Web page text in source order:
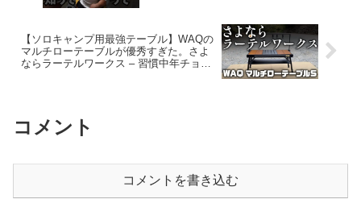
【ソロキャンプ用最強テーブル】WAQの
マルチローテーブルが優秀すぎた。さよ
ならラーテルワークス – 習慣中年チョッ
コメント
コメントを書き込む